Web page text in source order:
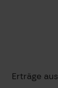
Erträge